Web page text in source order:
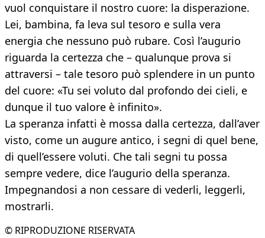
vuol conquistare il nostro cuore: la disperazione.
Lei, bambina, fa leva sul tesoro e sulla vera
energia che nessuno può rubare. Così l’augurio
riguarda la certezza che – qualunque prova si
attraversi – tale tesoro può splendere in un punto
del cuore: «Tu sei voluto dal profondo dei cieli, e
dunque il tuo valore è infinito».
La speranza infatti è mossa dalla certezza, dall’aver
visto, come un augure antico, i segni di quel bene,
di quell’essere voluti. Che tali segni tu possa
sempre vedere, dice l’augurio della speranza.
Impegnandosi a non cessare di vederli, leggerli,
mostrarli.
© RIPRODUZIONE RISERVATA